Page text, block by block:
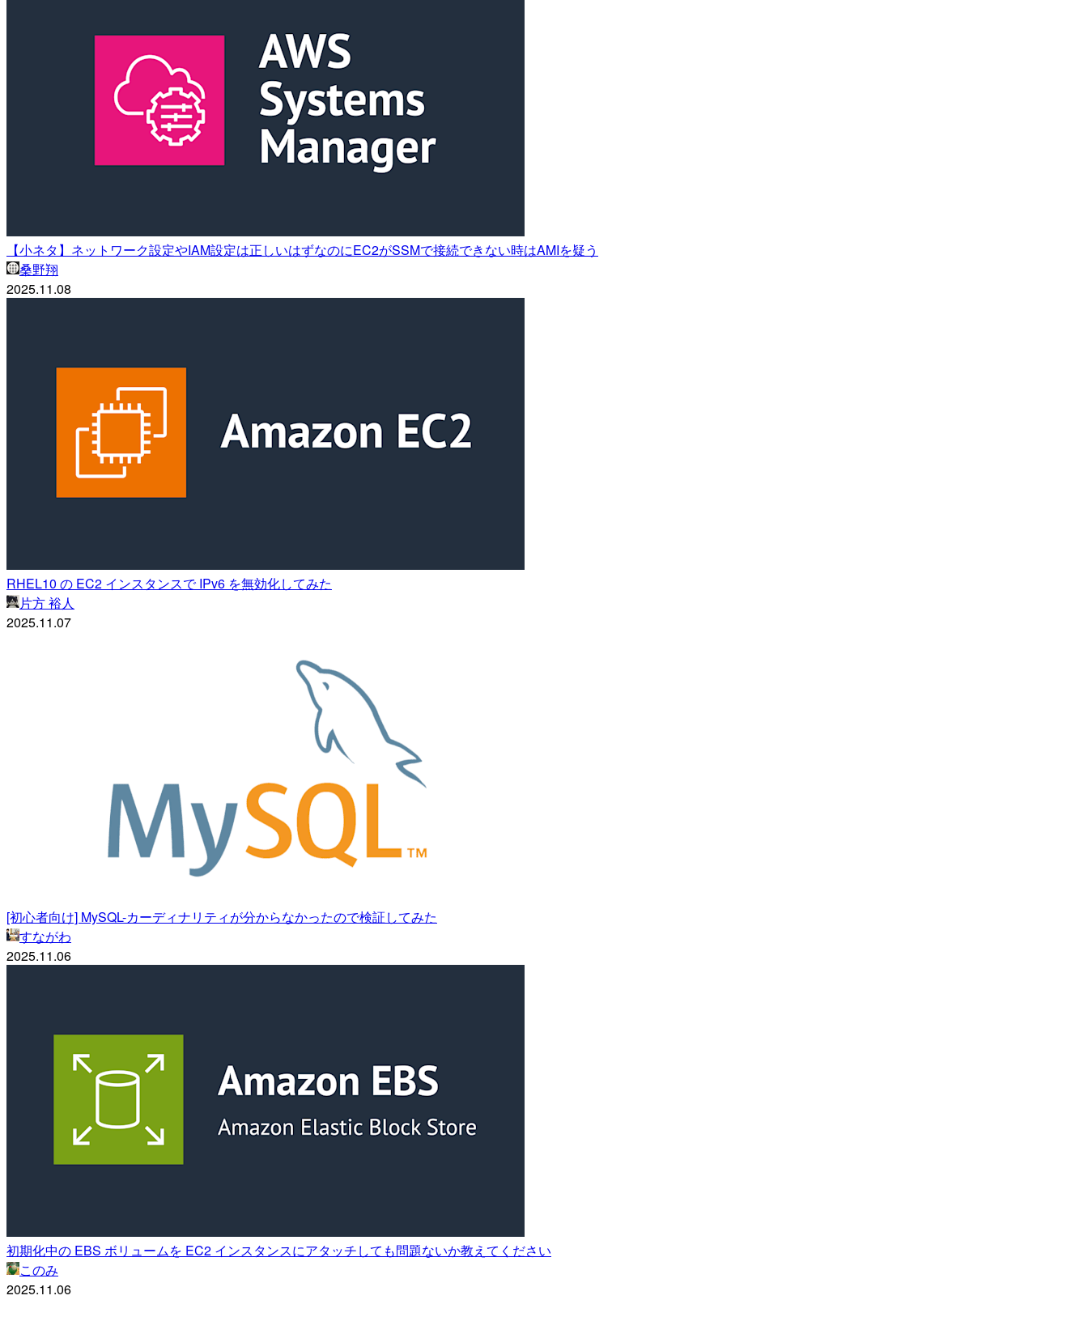
【小ネタ】ネットワーク設定やIAM設定は正しいはずなのにEC2がSSMで接続できない時はAMIを疑う
桑野翔
2025.11.08
RHEL10 の EC2 インスタンスで IPv6 を無効化してみた
片方 裕人
2025.11.07
[初心者向け] MySQL-カーディナリティが分からなかったので検証してみた
すながわ
2025.11.06
初期化中の EBS ボリュームを EC2 インスタンスにアタッチしても問題ないか教えてください
このみ
2025.11.06